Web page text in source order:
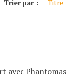
Trier par : Titre
avec Phantomas